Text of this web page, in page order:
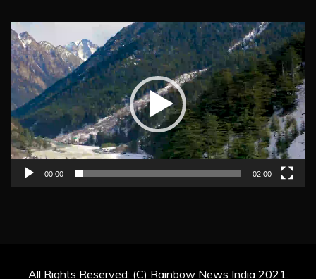
Video
Player
00:00 02:00
All Rights Reserved: (C) Rainbow News India 2021.